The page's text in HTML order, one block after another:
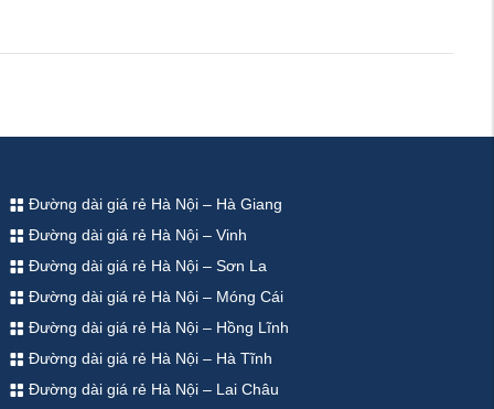
Đường dài giá rẻ Hà Nội – Hà Giang
Đường dài giá rẻ Hà Nội – Vinh
Đường dài giá rẻ Hà Nội – Sơn La
Đường dài giá rẻ Hà Nội – Móng Cái
Đường dài giá rẻ Hà Nội – Hồng Lĩnh
Đường dài giá rẻ Hà Nội – Hà Tĩnh
Đường dài giá rẻ Hà Nội – Lai Châu